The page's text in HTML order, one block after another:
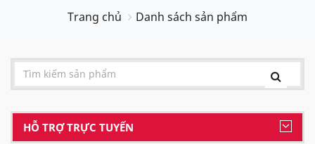
Trang chủ Danh sách sản phẩm
HỖ TRỢ TRỰC TUYẾN